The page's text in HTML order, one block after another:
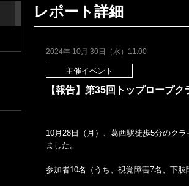
レポート詳細
2024年 10月 30日（水）11:00
主催イベント
【報告】第35回トップロープ
10月28日（月）、葛西駅徒歩5分のク
ました。
参加者10名（うち、視覚障害7名、下